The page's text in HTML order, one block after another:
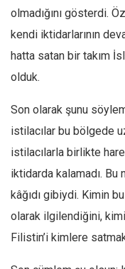
olmadığını gösterdi.
kendi iktidarlarının
hatta satan bir takım
olduk.
Son olarak şunu
istilacılar bu bölgede
istilacılarla birlikte
iktidarda kalamadı.
kâğıdı gibiydi. Kimin
olarak ilgilendiğini,
Filistin’i kimlere